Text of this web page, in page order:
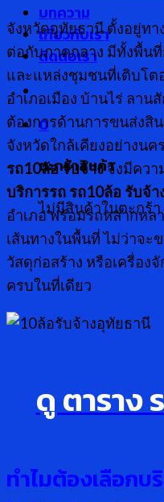
บทความ
เกี่ยวกับเรา
ติดต่อเรา
0
ตะกร้าสินค้า
ไม่มีสินค้าในตะกร้า
จังหวัดอุทัยธานี ตั้งอยู่ทา
ต่อกับภาคกลาง มีทั้งพื้น
และแหล่งชุมชนที่เติบโต
อำเภอเมือง บ้านไร่ ลา
ต้องการด้านการขนส่งสิ
จังหวัดใกล้เคียงอย่างน
รถ10ล้อ รับจ้างจึงมีควา
บริการรถ รถ10ล้อ รับจ้า
อำเภอ พร้อมรถหลากห
เส้นทางในพื้นที่ ไม่ว่าจะ
วัสดุก่อสร้าง หรือเครื่อง
ครบในที่เดียว
ดู ตาราง
ทำไมต้องเลือกบ